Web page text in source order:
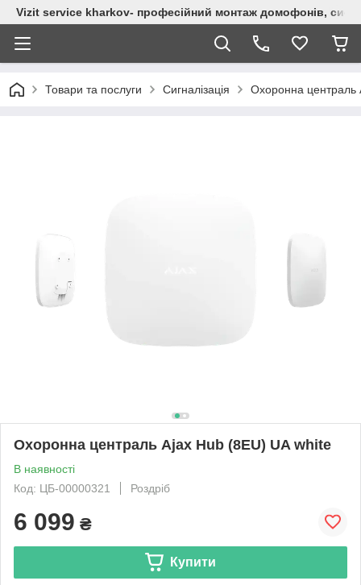
Vizit service kharkov- професійний монтаж домофонів,
Товари та послуги Сигналізація Охоронна централь
Охоронна централь Ajax Hub (8EU) UA white
В наявності
Код: ЦБ-00000321
Роздріб
6 099 ₴
Купити